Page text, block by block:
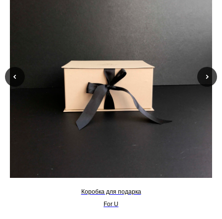
Коробка для подарка
For U